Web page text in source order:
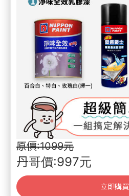
原價:1099元
丹哥價:997元
立即購買